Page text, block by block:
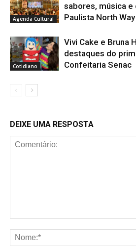
Agenda Cultural
sabores, música e
Paulista North
Cotidiano
Vivi Cake e Bruna
destaques do
Confeitaria Senac
DEIXE UMA RESPOSTA